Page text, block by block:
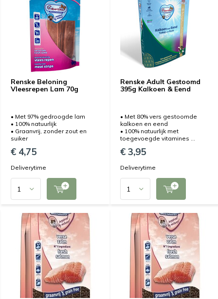
Renske Beloning
Vleesrepen Lam 70g
• Met 97% gedroogde lam
• 100% natuurlijk
• Graanvrij, zonder zout en
suiker
€ 4,75
Deliverytime
Renske Adult Gestoomd
395g Kalkoen & Eend
• Met 80% vers gestoomde
kalkoen en eend
• 100% natuurlijk met
toegevoegde vitamines ...
€ 3,95
Deliverytime